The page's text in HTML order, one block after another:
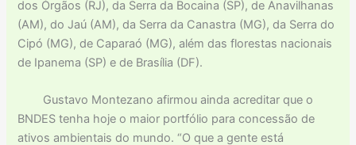
dos Órgãos (RJ), da Serra da Bocaina (SP), de Anavilhanas
(AM), do Jaú (AM), da Serra da Canastra (MG), da Serra do
Cipó (MG), de Caparaó (MG), além das florestas nacionais
de Ipanema (SP) e de Brasília (DF).
Gustavo Montezano afirmou ainda acreditar que o
BNDES tenha hoje o maior portfólio para concessão de
ativos ambientais do mundo. “O que a gente está